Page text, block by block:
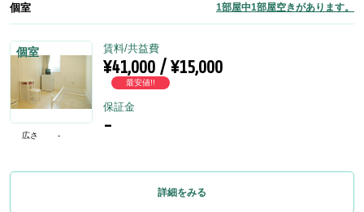
個室 1部屋中1部屋空きがあります。
個室
広さ -
賃料/共益費
¥41,000 / ¥15,000
最安値!!
保証金
-
詳細をみる